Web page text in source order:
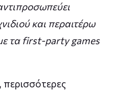
και περαιτέρω
τα first-party games